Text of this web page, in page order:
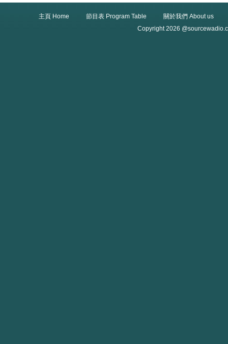
主頁 Home 節目表 Program Table
關於我們 About us
Copyright 2026